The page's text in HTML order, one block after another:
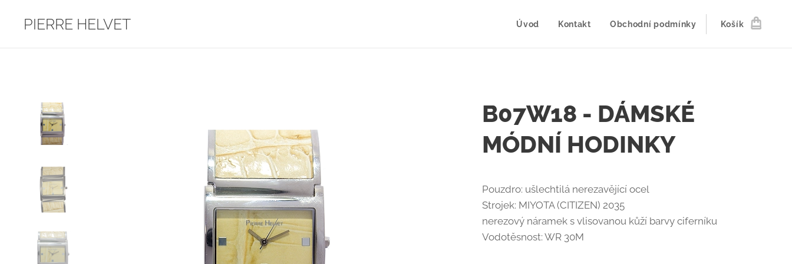
PIERRE HELVET Úvod Kontakt Obchodní podmínky Košík
B07W18 - DÁMSKÉ
MÓDNÍ HODINKY
Pouzdro: ušlechtilá nerezavějící ocel
Strojek: MIYOTA (CITIZEN) 2035
nerezový náramek s vlisovanou kůží barvy ciferníku
Vodotěsnost: WR 30M